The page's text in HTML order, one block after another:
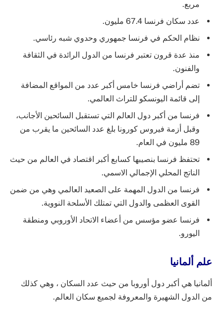
مربع.
عدد سكان فرنسا 67.4 مليون.
نظام الحكم في فرنسا جمهوري وحدوي شبه رئاسي.
منذ عدة قرون تعتبر فرنسا من الدول الرائدة في الثقافة
والفنون.
تضم أراضي فرنسا خامس أكبر عدد من المواقع المضافة
إلى قائمة اليونسكو للتراث العالمي.
فرنسا من أكبر دول العالم التي تستقبل السائحين الأجانب،
وقبل أزمة فيروس كورونا بلغ عدد السائحين ما يقرب من
89 مليون في العام.
تحتفظ فرنسا بنصيبها كسابع أكبر اقتصاد في العالم من حيث
الناتج المحلي الإجمالي الاسمي.
فرنسا من الدول المهمة على الصعيد العالمي وهي من ضمن
القوى العظمى والدول التي تمتلك الأسلحة النووية.
فرنسا عضو مؤسس من أعضاء الاتحاد الأوروبي ومنطقة
اليورو.
علم ألمانيا
ألمانيا هي أكبر دول أوروبا من حيث عدد السكان ، وهي كذلك
من الدول الشهيرة والمعروفة لجميع سكان العالم.